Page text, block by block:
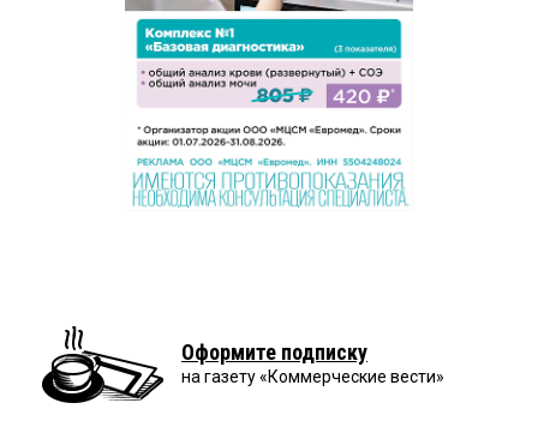
Оформите подписку
на газету «Коммерческие вести»